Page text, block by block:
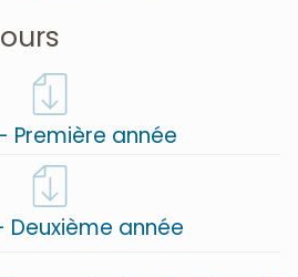
- Première année
Deuxième année